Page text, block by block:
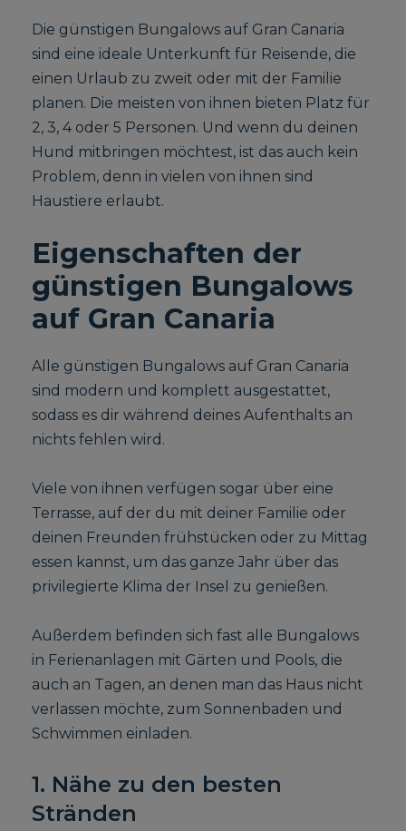
Die günstigen Bungalows auf Gran Canaria
sind eine ideale Unterkunft für Reisende, die
einen Urlaub zu zweit oder mit der Familie
planen. Die meisten von ihnen bieten Platz für
2, 3, 4 oder 5 Personen. Und wenn du deinen
Hund mitbringen möchtest, ist das auch kein
Problem, denn in vielen von ihnen sind
Haustiere erlaubt.
Eigenschaften der
günstigen Bungalows
auf Gran Canaria
Alle günstigen Bungalows auf Gran Canaria
sind modern und komplett ausgestattet,
sodass es dir während deines Aufenthalts an
nichts fehlen wird.
Viele von ihnen verfügen sogar über eine
Terrasse, auf der du mit deiner Familie oder
deinen Freunden frühstücken oder zu Mittag
essen kannst, um das ganze Jahr über das
privilegierte Klima der Insel zu genießen.
Außerdem befinden sich fast alle Bungalows
in Ferienanlagen mit Gärten und Pools, die
auch an Tagen, an denen man das Haus nicht
verlassen möchte, zum Sonnenbaden und
Schwimmen einladen.
1. Nähe zu den besten
Stränden